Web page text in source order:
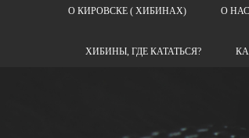
О КИРОВСКЕ ( ХИБИНАХ) О НАС
ХИБИНЫ, ГДЕ КАТАТЬСЯ?